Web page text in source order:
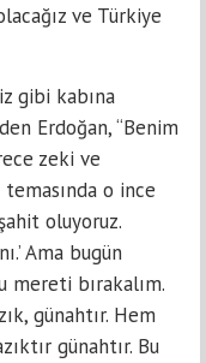
ve Türkiye
gibi kabına
Erdoğan, “Benim
zeki ve
o ince
oluyoruz.
Ama bugün
mereti bırakalım.
günahtır. Hem
günahtır. Bu